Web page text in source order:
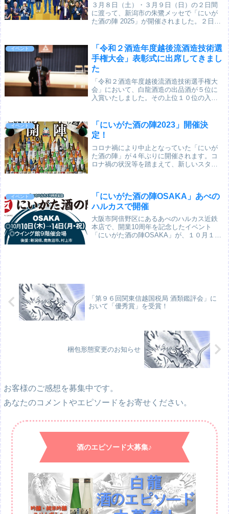
３月８日（土）・３月９日（日）の２日間
に渡って、新潟市の朱鷺メッセで「にいが
た酒の陣 2025」が開催されました。２日間
ら建物の外まで長蛇の列ができていました
ので、...
イベント
「令和２酒造年度越後流酒造技術選
手権大会」表彰式に出席してきまし
た
「令和２酒造年度越後流酒造技術選手権大
会」において、白龍酒造の出品酒が５位に
入賞いたしました。その上位１０位の入賞
た。越後流の酒造技術を競う大会で、白龍
酒造の出品酒...
イベント
「にいがた酒の陣2023」開催決
定！
コロナ禍により中止となっていた「にいが
た酒の陣」が４年ぶりに開催されます。コ
ロナ禍の状況等を踏まえて、新しいスタイ
イベント
「にいがた酒の陣OSAKA」あべの
ハルカスで開催
大阪市阿倍野区にあるあべのハルカス近鉄
本店で、開業10周年を記念したイベント
「にいがた酒の陣OSAKA」が、１０月１０
「第９６回関東信越国税局 酒類鑑評会」に
おいて「優秀賞」を受賞！
梱包形態変更のお知らせ
お客様のご感想を募集中です。
あなたのコメントやエピソードをお寄せください。
酒のエピソード大募集♪